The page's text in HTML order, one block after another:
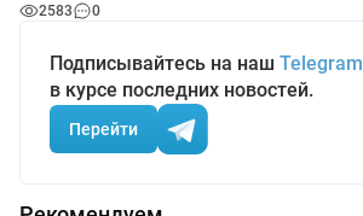
2583 0
Подписывайтесь на наш Telegram
в курсе последних новостей.
Перейти